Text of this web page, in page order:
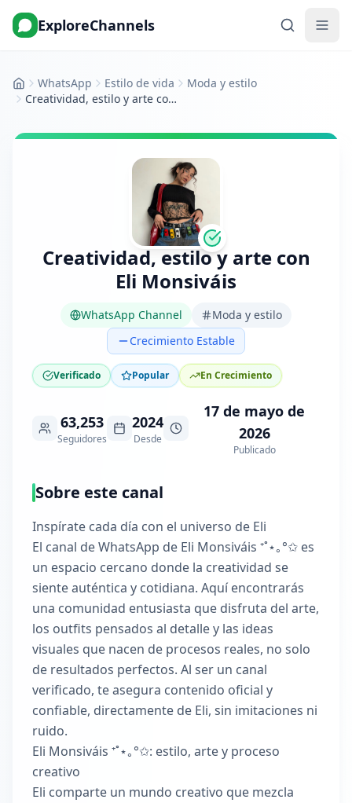
ExploreChannels
InicioWhatsApp Estilo de vida
Moda y estilo
Creatividad, estilo y arte con Eli Monsiváis
Creatividad, estilo y arte con
Eli Monsiváis
WhatsApp Channel
Moda y estilo
Crecimiento Estable
Verificado Popular En Crecimiento
63,253
Seguidores
2024
Desde
17 de mayo de
2026
Publicado
Sobre este canal
Inspírate cada día con el universo de Eli
El canal de WhatsApp de Eli Monsiváis ⁺˚⋆｡°✩ es
un espacio cercano donde la creatividad se
siente auténtica y cotidiana. Aquí encontrarás
una comunidad entusiasta que disfruta del arte,
los outfits pensados al detalle y las ideas
visuales que nacen de procesos reales, no solo
de resultados perfectos. Al ser un canal
verificado, te asegura contenido oficial y
confiable, directamente de Eli, sin imitaciones ni
ruido.
Eli Monsiváis ⁺˚⋆｡°✩: estilo, arte y proceso
creativo
Eli comparte un mundo creativo que mezcla